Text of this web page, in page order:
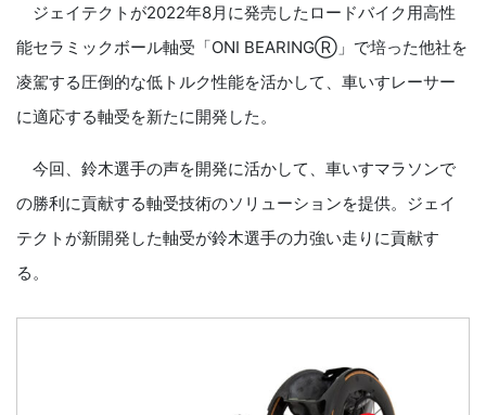
ジェイテクトが2022年8月に発売したロードバイク用高性
能セラミックボール軸受「ONI BEARINGⓇ」で培った他社を
凌駕する圧倒的な低トルク性能を活かして、車いすレーサー
に適応する軸受を新たに開発した。
今回、鈴木選手の声を開発に活かして、車いすマラソンで
の勝利に貢献する軸受技術のソリューションを提供。ジェイ
テクトが新開発した軸受が鈴木選手の力強い走りに貢献す
る。